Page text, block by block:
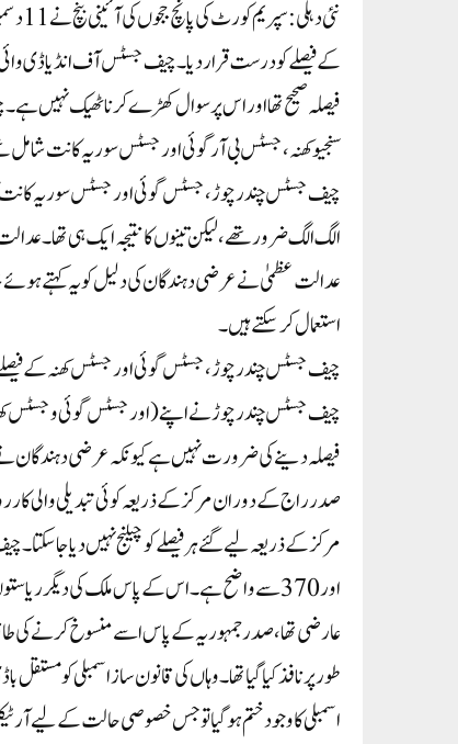
سنجیو کھنہ، جسٹس بی آر گوئی اور جسٹس سوریہ کانت
چیف جسٹس چندرچوڑ، جسٹس گوئی اور جسٹس سوریہ کانت
الگ الگ ضرور تھے، لیکن تینوں کا نتیجہ ایک ہی تھا۔
عدالت عظمیٰ نے عرضی دہندگان کی دلیل کو یہ کہتے ہوئے
استعمال کر سکتے ہیں۔
چیف جسٹس چندرچوڑ، جسٹس گوئی اور جسٹس کھنہ کے
چیف جسٹس چندرچوڑ نے اپنے (اور جسٹس گوئی و جسٹس
فیصلہ دینے کی ضرورت نہیں ہے کیونکہ عرضی دہندگان
صدر راج کے دوران مرکز کے ذریعہ کوئی تبدیلی والی
طور پر نافذ کیا گیا تھا۔ وہاں کی قانون ساز اسمبلی کو